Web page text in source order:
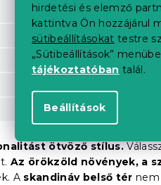
hirdetési és elemző
kattintva Ön hozzájárul
sütibeállításokat testre
„Sütibeállítások”
tájékoztatóban talál.
Beállítások
ötvöző stílus.
Az örökzöld növények, a
A skandináv belső tér nem